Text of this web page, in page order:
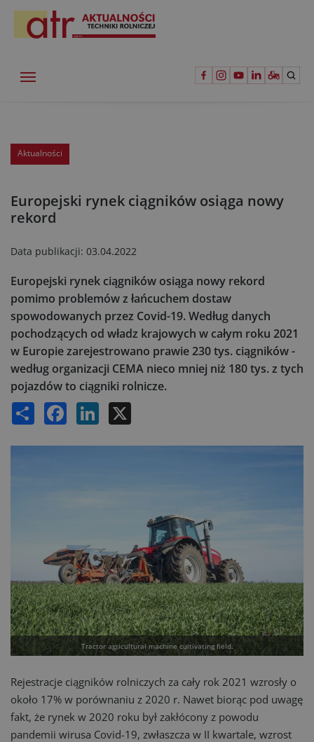
Aktualności
Europejski rynek ciągników osiąga nowy
rekord
Data publikacji: 03.04.2022
Europejski rynek ciągników osiąga nowy rekord
pomimo problemów z łańcuchem dostaw
spowodowanych przez Covid-19. Według danych
pochodzących od władz krajowych w całym roku 2021
w Europie zarejestrowano prawie 230 tys. ciągników -
według organizacji CEMA nieco mniej niż 180 tys. z tych
pojazdów to ciągniki rolnicze.
Share Facebook LinkedIn
Tractor agricultural machine cultivating field.
Rejestracje ciągników rolniczych za cały rok 2021 wzrosły o
około 17% w porównaniu z 2020 r. Nawet biorąc pod uwagę
fakt, że rynek w 2020 roku był zakłócony z powodu
pandemii wirusa Covid-19, zwłaszcza w II kwartale, wzrost